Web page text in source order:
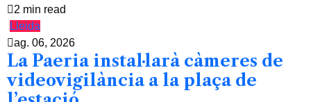
2 min read
Lleida
ag. 06, 2026
La Paeria instal·larà càmeres de
videovigilància a la plaça de